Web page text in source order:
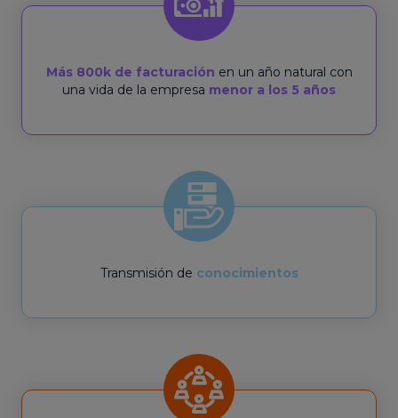
Más 800k de facturación en un año natural con
una vida de la empresa menor a los 5 años
Transmisión de conocimientos